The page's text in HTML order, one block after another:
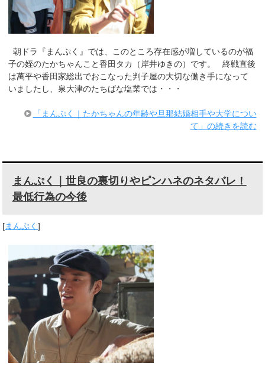
朝ドラ『まんぷく』では、このところ存在感が増しているのが福
子の姪のたかちゃんこと香田タカ（岸井ゆきの）です。 終戦直後
は萬平や香田家総出でおこなった判子屋の大切な働き手になって
いましたし、泉大津のたちばな塩業では・・・
「まんぷく｜たかちゃんの年齢や旦那結婚相手や大学につい
て」の続きを読む
まんぷく｜世良の裏切りやピンハネのネタバレ！
最低行為の今後
[まんぷく]